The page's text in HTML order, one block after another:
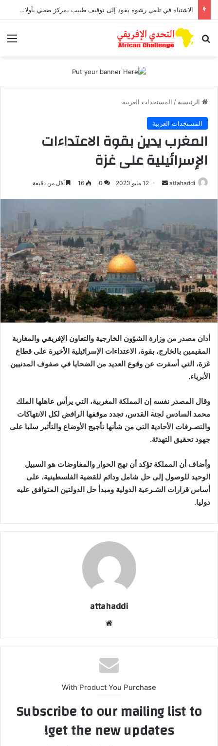
الاشتباه في تلقي رشوة يقود إلى توقيف طبيب بمركز صحي بأولاد افرج
بحث عن
الرئيسية / المستجدات العربية
المستجدات العربية
المغرب يدين بقوة الاعتداءات
الإسرائيلية على غزة
attahaddi
أرسل 12 مايو 2023 0
16 أقل من دقيقة
أدان مصدر من وزارة الشؤون الخارجية والتعاون الإفريقي والمغاربة
المقيمين بالخارج، بقوة، الاعتداءات الإسرائيلية الأخيرة على قطاع
غزة، التي أسفرت عن وقوع العديد من الضحايا في صفوف المدنيين
الأبرياء.
وقال المصدر نفسه إن المملكة المغربية، التي يرأس عاهلها الملك
محمد السادس لجنة القدس، تجدد موقفها الرافض لكل الانتهاكات
والتصـرفات الأحادية التي من شأنها تأجيج الأوضاع والتأثير سلبا على
جهود تحقيق التهدئة.
وأضاف أن المملكة تؤكد أن نهج الحوار والمفاوضات هو السبيل
الوحيد للوصول إلى حل شامل ودائم للقضية الفلسطينية، على
أساس قرارات الشـرعية الدولية ومبدأ حل الدولتين المتوافق عليه
دوليا.
attahaddi
With Product You Purchase
Subscribe to our mailing list to
get the new updates!